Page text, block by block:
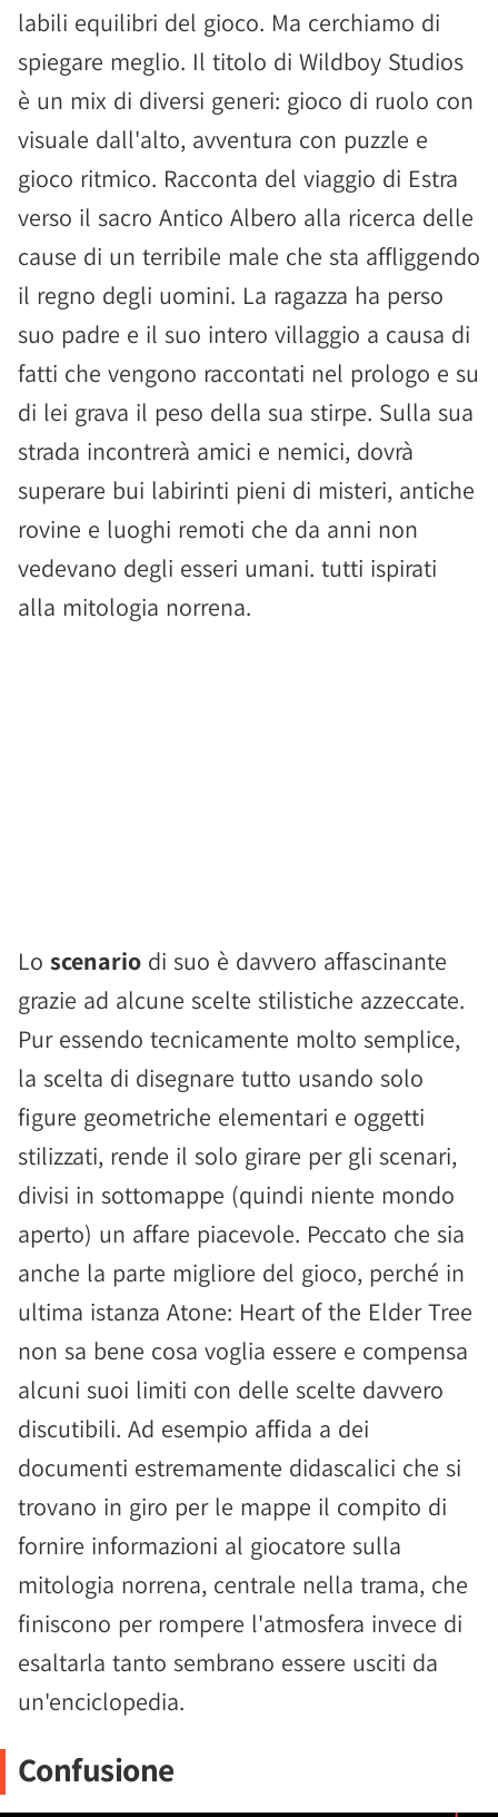
labili equilibri del gioco. Ma cerchiamo di
spiegare meglio. Il titolo di Wildboy Studios
è un mix di diversi generi: gioco di ruolo con
visuale dall'alto, avventura con puzzle e
gioco ritmico. Racconta del viaggio di Estra
verso il sacro Antico Albero alla ricerca delle
cause di un terribile male che sta affliggendo
il regno degli uomini. La ragazza ha perso
suo padre e il suo intero villaggio a causa di
fatti che vengono raccontati nel prologo e su
di lei grava il peso della sua stirpe. Sulla sua
strada incontrerà amici e nemici, dovrà
superare bui labirinti pieni di misteri, antiche
rovine e luoghi remoti che da anni non
vedevano degli esseri umani. tutti ispirati
alla mitologia norrena.
Lo scenario di suo è davvero affascinante
grazie ad alcune scelte stilistiche azzeccate.
Pur essendo tecnicamente molto semplice,
la scelta di disegnare tutto usando solo
figure geometriche elementari e oggetti
stilizzati, rende il solo girare per gli scenari,
divisi in sottomappe (quindi niente mondo
aperto) un affare piacevole. Peccato che sia
anche la parte migliore del gioco, perché in
ultima istanza Atone: Heart of the Elder Tree
non sa bene cosa voglia essere e compensa
alcuni suoi limiti con delle scelte davvero
discutibili. Ad esempio affida a dei
documenti estremamente didascalici che si
trovano in giro per le mappe il compito di
fornire informazioni al giocatore sulla
mitologia norrena, centrale nella trama, che
finiscono per rompere l'atmosfera invece di
esaltarla tanto sembrano essere usciti da
un'enciclopedia.
Confusione